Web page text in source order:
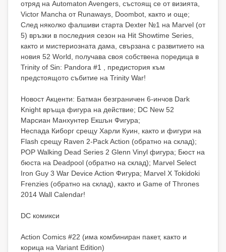
отряд на Automaton Avengers, състоящ се от визията,
Victor Mancha от Runaways, Doombot, както и още;
След няколко фалшиви старта Dexter №1 на Marvel (от
5) връзки в последния сезон на Hit Showtime Series,
както и мистериозната дама, свързана с развитието на
новия 52 World, получава своя собствена поредица в
Trinity of Sin: Pandora #1 , предистория към
предстоящото събитие на Trinity War!
Новост Акценти: Батман безграничен 6-инчов Dark
Knight връща фигура на действие; DC New 52
Марсиан Манхунтер Екшън Фигура;
Неспада Киборг срещу Харли Куин, както и фигури на
Flash срещу Raven 2-Pack Action (обратно на склад);
POP Walking Dead Series 2 Glenn Vinyl фигура; Бюст на
бюста на Deadpool (обратно на склад); Marvel Select
Iron Guy 3 War Device Action Фигура; Marvel X Tokidoki
Frenzies (обратно на склад), както и Game of Thrones
2014 Wall Calendar!
DC комикси
Action Comics #22 (има комбиниран пакет, както и
корица на Variant Edition)